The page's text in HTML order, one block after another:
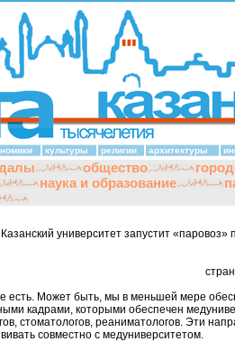
культуры религии архитектуры
общество
наука и образование
университет запустит «паровоз»
есть. Может быть, мы в меньшей мере
кадрами, которыми обеспечен
стоматологов, реаниматологов. Эти
совместно с медуниверситетом.